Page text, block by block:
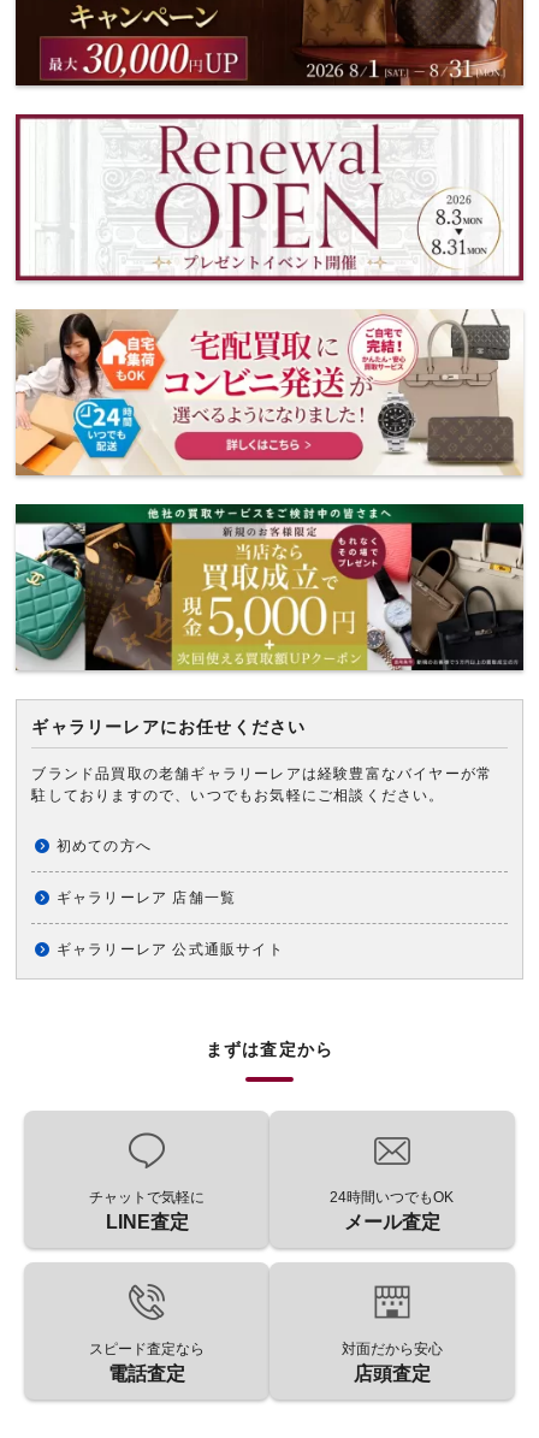
ギャラリーレアにお任せください
ブランド品買取の老舗ギャラリーレアは経験豊富なバイヤーが常
駐しておりますので、いつでもお気軽にご相談ください。
初めての方へ
ギャラリーレア 店舗一覧
ギャラリーレア 公式通販サイト
まずは査定から
チャットで気軽に
LINE査定
24時間いつでもOK
メール査定
スピード査定なら
電話査定
対面だから安心
店頭査定